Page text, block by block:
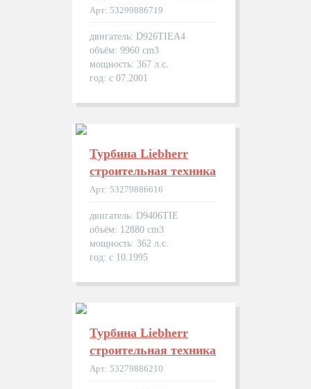
Арт: 53299886719
двигатель: D926TIEA4
объём: 9960 cm3
мощность: 367 л.с.
год: с 07.2001
Турбина Liebherr
строительная техника
Арт: 53279886616
двигатель: D9406TIE
объём: 12880 cm3
мощность: 362 л.с.
год: с 10.1995
Турбина Liebherr
строительная техника
Арт: 53279886210